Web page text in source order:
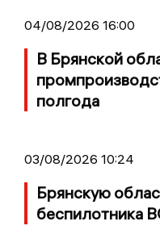
04/08/2026 16:00
В Брянской
полгода
03/08/2026 10:24
Брянскую
беспилотника